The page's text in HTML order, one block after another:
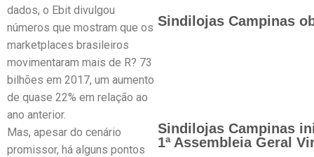
dados, o Ebit divulgou
números que mostram que os
marketplaces brasileiros
movimentaram mais de R? 73
bilhões em 2017, um aumento
de quase 22% em relação ao
ano anterior.
Mas, apesar do cenário
promissor, há alguns pontos
Sindilojas Campinas
Sindilojas Campinas
1ª Assembleia Geral